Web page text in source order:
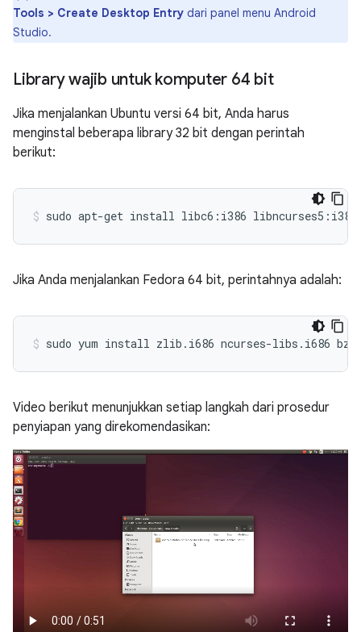
Tools > Create Desktop Entry dari panel menu Android
Studio.
Library wajib untuk komputer 64 bit
Jika menjalankan Ubuntu versi 64 bit, Anda harus
menginstal beberapa library 32 bit dengan perintah
berikut:
Jika Anda menjalankan Fedora 64 bit, perintahnya adalah:
Video berikut menunjukkan setiap langkah dari prosedur
penyiapan yang direkomendasikan: